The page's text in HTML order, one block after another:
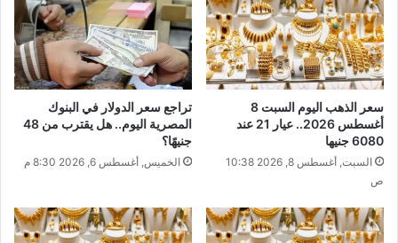
سعر الذهب اليوم السبت 8
أغسطس 2026.. عيار 21 عند
6080 جنيها
السبت, أغسطس 8, 2026 10:38
ص
تراجع سعر الدولار في البنوك
المصرية اليوم.. هل يقترب من 48
جنيهًا؟
الخميس, أغسطس 6, 2026 8:30 م